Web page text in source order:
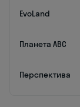
EvoLand
Планета ABC
Перспектива